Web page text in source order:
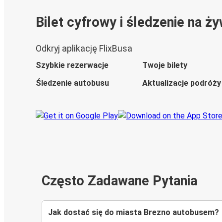
Bilet cyfrowy i śledzenie na
Odkryj aplikację FlixBusa
Szybkie rezerwacje
Twoje bilety
Śledzenie autobusu
Aktualizacje podróży
Często Zadawane Pytania
Jak dostać się do miasta Brezno autobusem?